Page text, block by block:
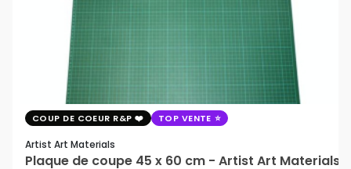
COUP DE COEUR R&P TOP VENTE
Artist Art Materials
Plaque de coupe 45 x 60 cm - Artist Art Materials